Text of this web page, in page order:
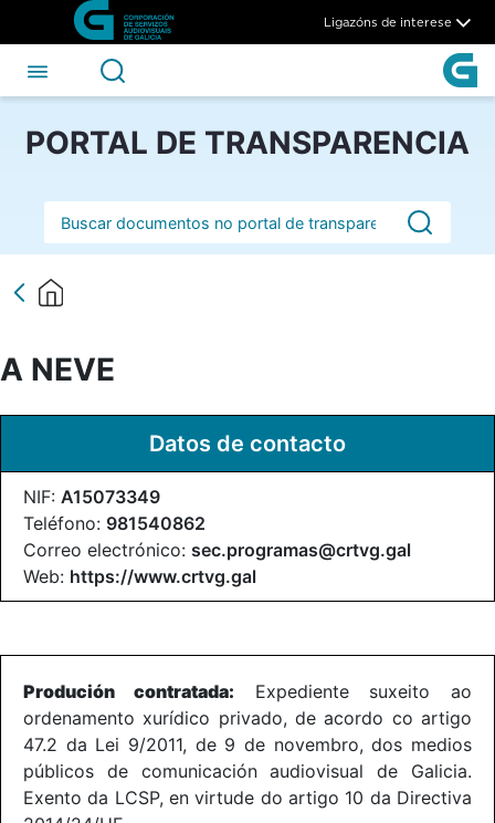
Skip to Main Content
A NEVE - CSAG Ligazóns de interese
PORTAL DE TRANSPARENCIA
Barra de busca
A NEVE
Datos de contacto
NIF: A15073349
Teléfono: 981540862
Correo electrónico: sec.programas@crtvg.gal
Web: https://www.crtvg.gal
Produción contratada: Expediente suxeito ao
ordenamento xurídico privado, de acordo co artigo
47.2 da Lei 9/2011, de 9 de novembro, dos medios
públicos de comunicación audiovisual de Galicia.
Exento da LCSP, en virtude do artigo 10 da Directiva